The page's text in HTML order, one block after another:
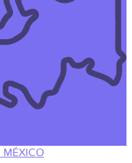
MÉXICO